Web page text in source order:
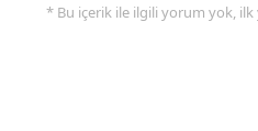
* Bu içerik ile ilgili yorum yok, ilk